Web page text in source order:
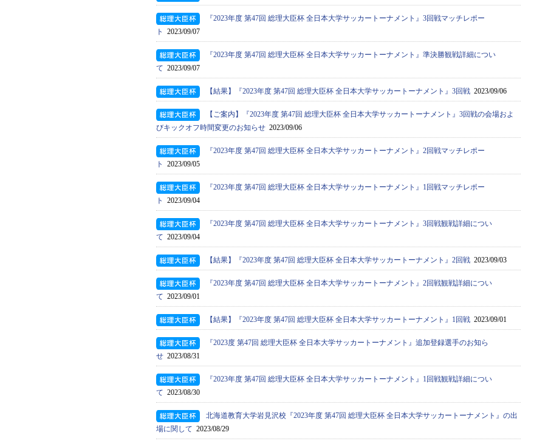
『2023年度 第47回 総理大臣杯 全日本大学サッカートーナメント』3回戦マッチレポー
ト
2023/09/07
『2023年度 第47回 総理大臣杯 全日本大学サッカートーナメント』準決勝観戦詳細につい
て 2023/09/07
【結果】『2023年度 第47回 総理大臣杯 全日本大学サッカートーナメント』3回戦 2023/09/06
【ご案内】『2023年度 第47回 総理大臣杯 全日本大学サッカートーナメント』3回戦の会場およ
びキックオフ時間変更のお知らせ 2023/09/06
『2023年度 第47回 総理大臣杯 全日本大学サッカートーナメント』2回戦マッチレポー
ト
2023/09/05
『2023年度 第47回 総理大臣杯 全日本大学サッカートーナメント』1回戦マッチレポー
ト
2023/09/04
『2023年度 第47回 総理大臣杯 全日本大学サッカートーナメント』3回戦観戦詳細につい
て 2023/09/04
【結果】『2023年度 第47回 総理大臣杯 全日本大学サッカートーナメント』2回戦 2023/09/03
『2023年度 第47回 総理大臣杯 全日本大学サッカートーナメント』2回戦観戦詳細につい
て 2023/09/01
【結果】『2023年度 第47回 総理大臣杯 全日本大学サッカートーナメント』1回戦 2023/09/01
『2023度 第47回 総理大臣杯 全日本大学サッカートーナメント』追加登録選手のお知ら
せ 2023/08/31
『2023年度 第47回 総理大臣杯 全日本大学サッカートーナメント』1回戦観戦詳細につい
て 2023/08/30
北海道教育大学岩見沢校『2023年度 第47回 総理大臣杯 全日本大学サッカートーナメント』の出
場に関して 2023/08/29